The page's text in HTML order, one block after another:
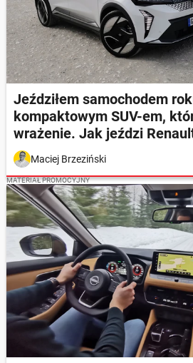
Jeździłem samochodem
kompaktowym SUV-em,
wrażenie. Jak jeździ
Maciej Brzeziński
MATERIAŁ PROMOCYJNY